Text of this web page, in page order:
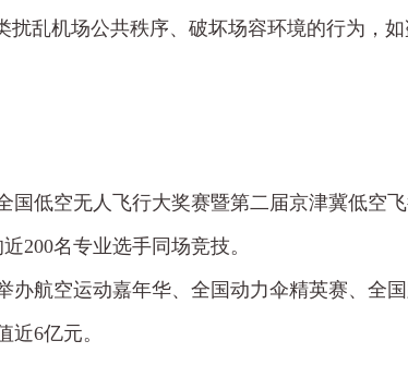
扰乱机场公共秩序、破坏场容环境的行为，
低空无人飞行大奖赛暨第二届京津冀低空
200名专业选手同场竞技。
航空运动嘉年华、全国动力伞精英赛、全
6亿元。